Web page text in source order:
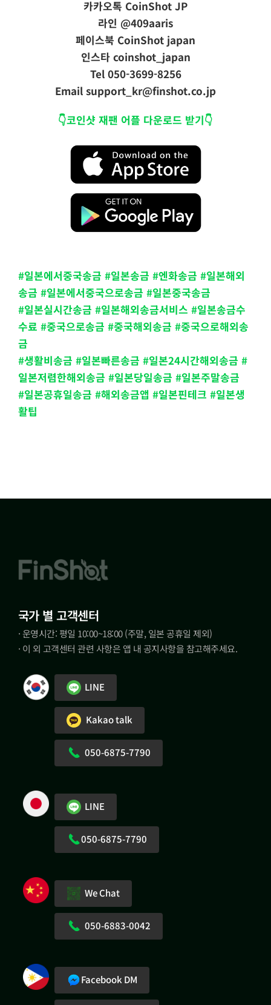
카카오톡 CoinShot JP
라인 @409aaris
페이스북 CoinShot japan
인스타coinshot_japan
Tel050-3699-8256
Email support_kr@finshot.co.jp
👇코인샷 재팬 어플 다운로드 받기👇
#일본에서중국송금 #일본송금 #엔화송금 #일본해외
송금 #일본에서중국으로송금 #일본중국송금
#일본실시간송금 #일본해외송금서비스 #일본송금수
수료 #중국으로송금 #중국해외송금 #중국으로해외송
금
#생활비송금 #일본빠른송금 #일본24시간해외송금 #
일본저렴한해외송금 #일본당일송금 #일본주말송금
#일본공휴일송금 #해외송금앱 #일본핀테크 #일본생
활팁
국가 별 고객센터
· 운영시간: 평일 10:00~18:00 (주말, 일본 공휴일 제외)
· 이 외 고객센터 관련 사항은 앱 내 공지사항을 참고해주세요.
LINE
Kakao talk
050-6875-7790
LINE
050-6875-7790
We Chat
050-6883-0042
Facebook DM